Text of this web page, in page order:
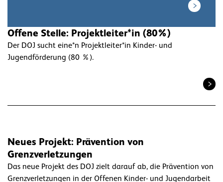
Offene Stelle: Projektleiter*in (80%)
Der DOJ sucht eine*n Projektleiter*in Kinder- und
Jugendförderung (80 %).
Neues Projekt: Prävention von
Grenzverletzungen
Das neue Projekt des DOJ zielt darauf ab, die Prävention von
Grenzverletzungen in der Offenen Kinder- und Jugendarbeit